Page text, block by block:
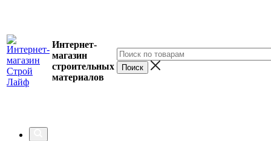
Интернет-
магазин
строительных
материалов